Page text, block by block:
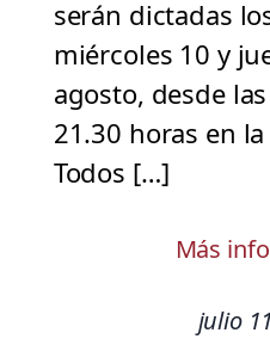
serán dictadas
miércoles 10 y
agosto, desde
21.30 horas en
Todos […]
Más
julio